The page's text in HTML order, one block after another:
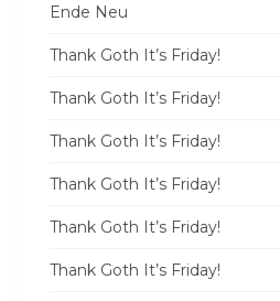
Ende Neu
Thank Goth It’s Friday!
Thank Goth It’s Friday!
Thank Goth It’s Friday!
Thank Goth It’s Friday!
Thank Goth It’s Friday!
Thank Goth It’s Friday!